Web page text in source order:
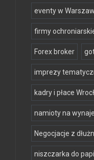
eventy w
firmy
Forex broker
imprezy
kadry i płace
namioty na
Negocjacje z
niszczarka do